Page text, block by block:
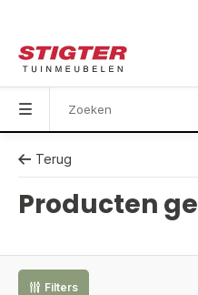
Terug
Producten
Filters